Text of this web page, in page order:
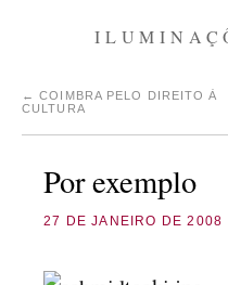
← COIMBRA PELO DIREITO À
CULTURA
Por exemplo
27 DE JANEIRO DE 2008